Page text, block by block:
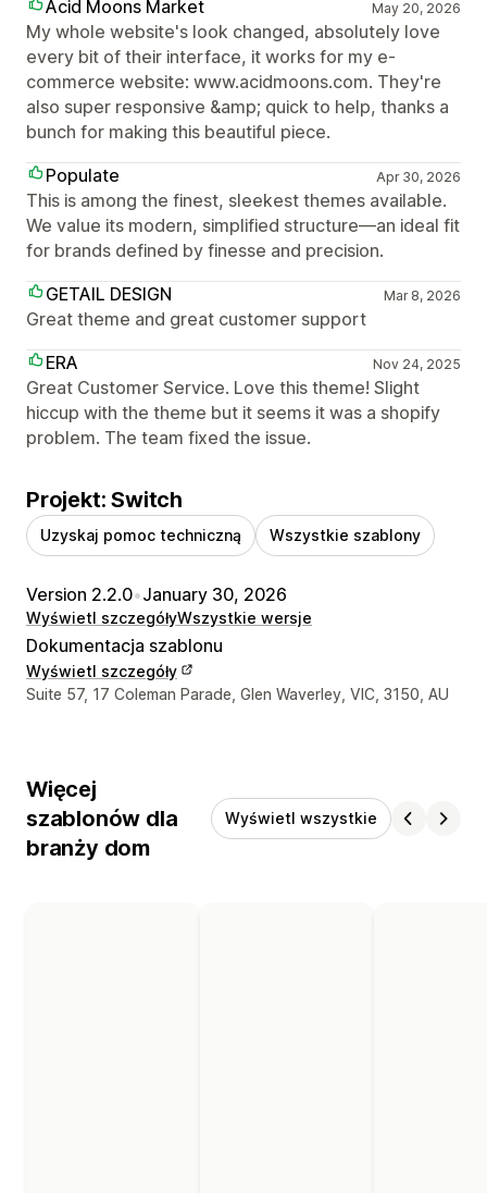
Acid Moons Market May 20, 2026
My whole website's look changed, absolutely love
every bit of their interface, it works for my e-
commerce website: www.acidmoons.com. They're
also super responsive &amp; quick to help, thanks a
bunch for making this beautiful piece.
Populate
Apr 30, 2026
This is among the finest, sleekest themes available.
We value its modern, simplified structure—an ideal fit
for brands defined by finesse and precision.
GETAIL DESIGN
Mar 8, 2026
Great theme and great customer support
ERA
Nov 24, 2025
Great Customer Service. Love this theme! Slight
hiccup with the theme but it seems it was a shopify
problem. The team fixed the issue.
Projekt: Switch
Uzyskaj pomoc techniczną Wszystkie szablony
Version 2.2.0•January 30, 2026
Wyświetl szczegółyWszystkie wersje
Dokumentacja szablonu
Wyświetl szczegóły
Dane kontaktowe projektanta
Suite 57, 17 Coleman Parade, Glen Waverley, VIC, 3150, AU
Więcej
szablonów dla
branży dom
Wyświetl wszystkie